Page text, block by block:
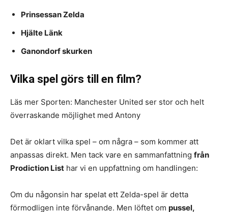
Prinsessan Zelda
Hjälte Länk
Ganondorf skurken
Vilka spel görs till en film?
Läs mer Sporten: Manchester United ser stor och helt
överraskande möjlighet med Antony
Det är oklart vilka spel – om några – som kommer att
anpassas direkt. Men tack vare en sammanfattning från
Prodiction List har vi en uppfattning om handlingen:
Om du någonsin har spelat ett Zelda-spel är detta
förmodligen inte förvånande. Men löftet om pussel,